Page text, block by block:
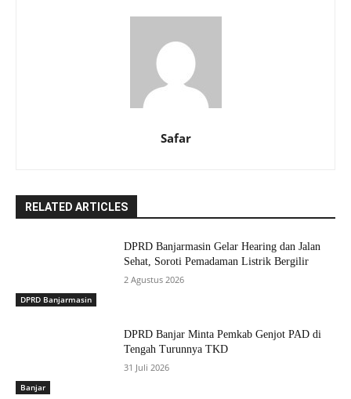
Safar
RELATED ARTICLES
DPRD Banjarmasin
DPRD Banjarmasin Gelar Hearing dan Jalan
Sehat, Soroti Pemadaman Listrik Bergilir
2 Agustus 2026
Banjar
DPRD Banjar Minta Pemkab Genjot PAD di
Tengah Turunnya TKD
31 Juli 2026